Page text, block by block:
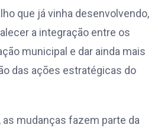
que já vinha desenvolvendo,
a integração entre os
municipal e dar ainda mais
das ações estratégicas do
as mudanças fazem parte da